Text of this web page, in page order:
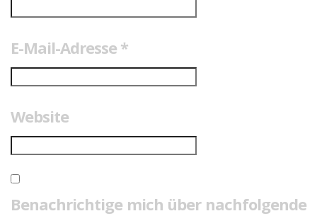
E-Mail-Adresse *
Website
Benachrichtige mich über nachfolgende